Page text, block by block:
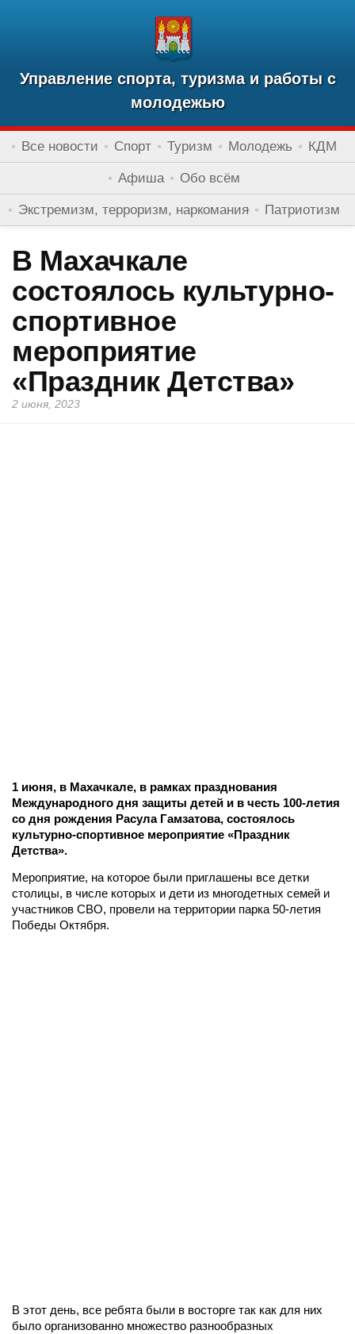
Управление спорта, туризма и работы с
молодежью
Все новости Спорт Туризм Молодежь КДМ
Афиша Обо всём
Экстремизм, терроризм, наркомания Патриотизм
В Махачкале
состоялось культурно-
спортивное
мероприятие
«Праздник Детства»
2 июня, 2023
1 июня, в Махачкале, в рамках празднования
Международного дня защиты детей и в честь 100-летия
со дня рождения Расула Гамзатова, состоялось
культурно-спортивное мероприятие «Праздник
Детства».
Мероприятие, на которое были приглашены все детки
столицы, в числе которых и дети из многодетных семей и
участников СВО, провели на территории парка 50-летия
Победы Октября.
В этот день, все ребята были в восторге так как для них
было организованно множество разнообразных